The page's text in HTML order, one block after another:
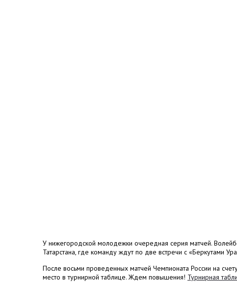
У нижегородской молодежки очередная серия матчей.
Татарстана, где команду ждут по две встречи с «Беркутами
После восьми проведенных матчей Чемпионата России на
место в турнирной таблице. Ждем повышения! Турнирная